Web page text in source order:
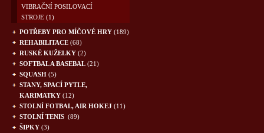
VIBRAČNÍ POSILOVACÍ
STROJE (1)
POTŘEBY PRO MÍČOVÉ HRY (189)
REHABILITACE (68)
RUSKÉ KUŽELKY (2)
SOFTBAL A BASEBAL (21)
SQUASH (5)
STANY, SPACÍ PYTLE,
KARIMATKY (12)
STOLNÍ FOTBAL, AIR HOKEJ (11)
STOLNÍ TENIS (89)
ŠIPKY (3)